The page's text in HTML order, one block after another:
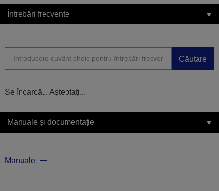
Întrebări frecvente
Căutare
Se încarcă... Așteptați...
Manuale și documentație
Manuale